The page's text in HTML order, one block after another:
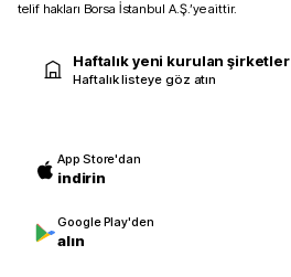
telif hakları Borsa İstanbul A.Ş.’ye aittir.
Haftalık yeni kurulan şirketler
Haftalık listeye göz atın
App Store'dan
indirin
Google Play'den
alın